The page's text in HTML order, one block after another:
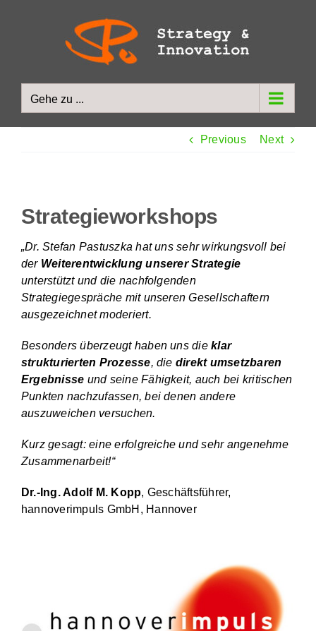
Gehe zu ...
Previous Next
Strategieworkshops
„Dr. Stefan Pastuszka hat uns sehr wirkungsvoll bei
der Weiterentwicklung unserer Strategie
unterstützt und die nachfolgenden
Strategiegespräche mit unseren Gesellschaftern
ausgezeichnet moderiert.
Besonders überzeugt haben uns dieklar
strukturierten Prozesse, die direkt umsetzbaren
Ergebnisse und seine Fähigkeit, auch bei kritischen
Punkten nachzufassen, bei denen andere
auszuweichen versuchen.
Kurz gesagt: eine erfolgreiche und sehr angenehme
Zusammenarbeit!“
Dr.-Ing. Adolf M. Kopp, Geschäftsführer,
hannoverimpuls GmbH, Hannover